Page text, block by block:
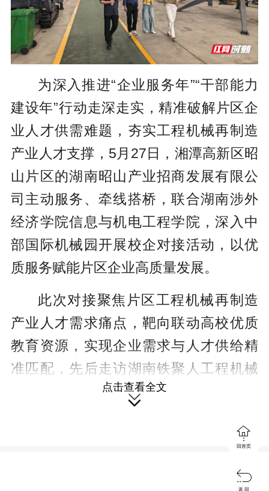
为深入推进“企业服务年”“干部能力
建设年”行动走深走实，精准破解片区企
业人才供需难题，夯实工程机械再制造
产业人才支撑，5月27日，湘潭高新区昭
山片区的湖南昭山产业招商发展有限公
司主动服务、牵线搭桥，联合湖南涉外
经济学院信息与机电工程学院，深入中
部国际机械园开展校企对接活动，以优
质服务赋能片区企业高质量发展。
此次对接聚焦片区工程机械再制造
产业人才需求痛点，靶向联动高校优质
教育资源，实现企业需求与人才供给精
准匹配，先后走访湖南铁聚人工程机械
集团、湖南中旺工程机械设备有限公
点企业，实地参观生产车间、再制造基
发、业务布局及人才缺口等核心情况。
点击查看全文


回首页

返 回